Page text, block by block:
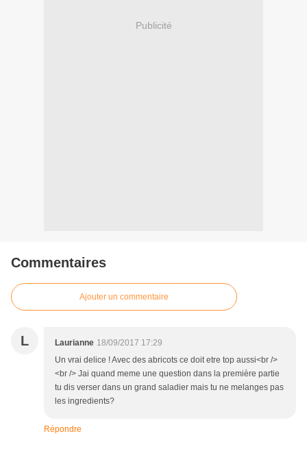
Publicité
Commentaires
Ajouter un commentaire
L Laurianne 18/09/2017 17:29
Un vrai delice ! Avec des abricots ce doit etre top aussi<br />
<br /> Jai quand meme une question dans la première partie
tu dis verser dans un grand saladier mais tu ne melanges pas
les ingredients?
Répondre